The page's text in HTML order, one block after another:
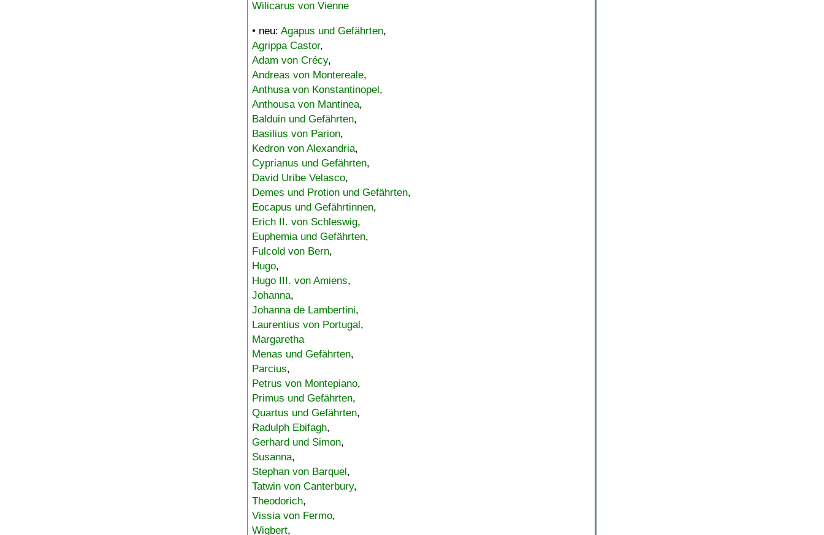
Wilicarus von Vienne
• neu: Agapus und Gefährten,
Agrippa Castor,
Adam von Crécy,
Andreas von Montereale,
Anthusa von Konstantinopel,
Anthousa von Mantinea,
Balduin und Gefährten,
Basilius von Parion,
Kedron von Alexandria,
Cyprianus und Gefährten,
David Uribe Velasco,
Demes und Protion und Gefährten,
Eocapus und Gefährtinnen,
Erich II. von Schleswig,
Euphemia und Gefährten,
Fulcold von Bern,
Hugo,
Hugo III. von Amiens,
Johanna,
Johanna de Lambertini,
Laurentius von Portugal,
Margaretha
Menas und Gefährten,
Parcius,
Petrus von Montepiano,
Primus und Gefährten,
Quartus und Gefährten,
Radulph Ebifagh,
Gerhard und Simon,
Susanna,
Stephan von Barquel,
Tatwin von Canterbury,
Theodorich,
Vissia von Fermo,
Wigbert,